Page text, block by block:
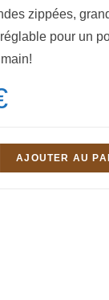
zippées,
pour un
AJOUTER AU